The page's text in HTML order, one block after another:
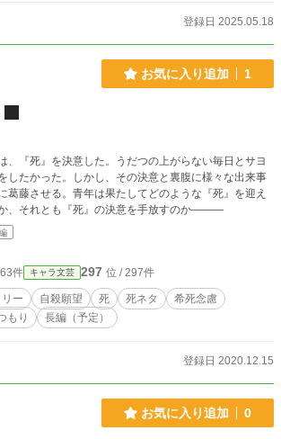
登録日 2025.05.18
お気に入り追加 1
、『死』を決意した。うだつの上がらない毎日とサヨ
したかった。しかし、その決意と裏腹に様々な出来事
葛藤させる。青年は果たしてどのような『死』を迎え
、それとも『死』の決意を手放すのか———
件 キャラ文芸 297 位 / 297件
ー 自殺願望 死 死ネタ
希死念慮
もり 長編（予定）
登録日 2020.12.15
お気に入り追加 0